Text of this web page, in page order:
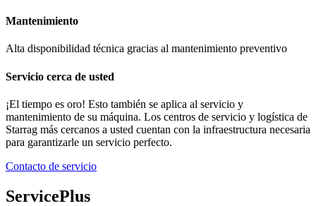
Mantenimiento
Alta disponibilidad técnica gracias al mantenimiento preventivo
Servicio cerca de usted
¡El tiempo es oro! Esto también se aplica al servicio y
mantenimiento de su máquina. Los centros de servicio y logística de
Starrag más cercanos a usted cuentan con la infraestructura necesaria
para garantizarle un servicio perfecto.
Contacto de servicio
ServicePlus